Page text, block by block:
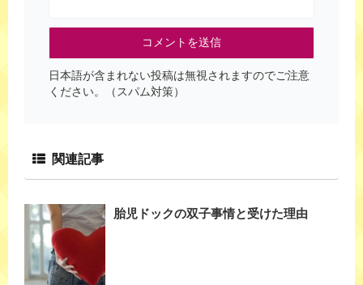
日本語が含まれない投稿は無視されますのでご注意
ください。（スパム対策）
関連記事
胎児ドックの双子事情と受けた理由